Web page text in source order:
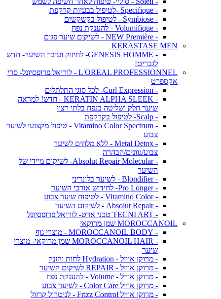
- Specifique -לטיפול בבעיות קרקפת
- Symbiose - לטיפול בקשקשים
- Volumifique - להענקת נפח
- NEW Première - לשיקום שיער פגום
KERASTASE MEN
- GENESIS HOMME- לחיזוק ועיבוי השיער- חדש
לגברים!
L'OREAL PROFESSIONNEL - לוריאל פרופסיונל- סרי
אקספרט
- Curl Expression- לכל סוגי התלתלים
- KERATIN ALPHA SLEEK - חדש! למראה
שיער חלק ושליטה בנפח בלתי רצוי
- Scalp- לטיפול בקרקפת
- Vitamino Color Spectrum - טיפול מקצועי לשיער
צבוע
- Metal Detox - ללא מלחים לשיער
צבוע/גוונים/הבהרה
- Absolut Repair Molecular- לשיקום מיידי של
השיער
- Blondifier - לשיער בלונדיני
- Pro Longer- לחידוש אורכי השיער
- Vitamino Color - לטיפוח שיער צבוע
- Absolut Repair - לשיקום השיער
- TECNI ART טכני ארט- לוריאל פרופסיונל
MOROCCANOIL שמן מרוקאי
- MOROCCANOIL BODY - מוצרי גוף
- MOROCCANOIL HAIR שמן מרוקאי- מוצרי
שיער
- מרוקן אוייל - Hydration לחות והזנה
- מרוקן אוייל - REPAIR לשיקום השיער
- מרוקן אוייל - Volume - להענקת נפח
- מרוקן אוייל Color Care - לשיער צבוע
- מרוקן אוייל Frizz Control - לניטרול קרזול